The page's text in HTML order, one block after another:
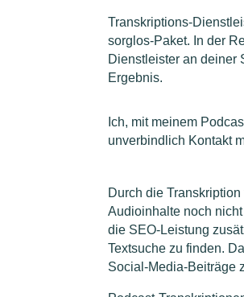
Transkriptions-
sorglos-Paket. In der
Dienstleister an deiner
Ergebnis.
Ich, mit meinem
unverbindlich Kontakt
Durch die
Audioinhalte noch
die SEO-Leistung
Textsuche zu finden.
Social-Media-Beiträge